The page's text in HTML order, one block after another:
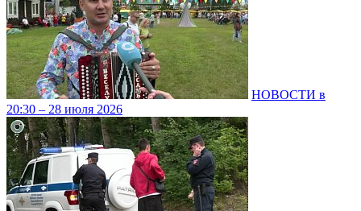
НОВОСТИ в
20:30 – 28 июля 2026